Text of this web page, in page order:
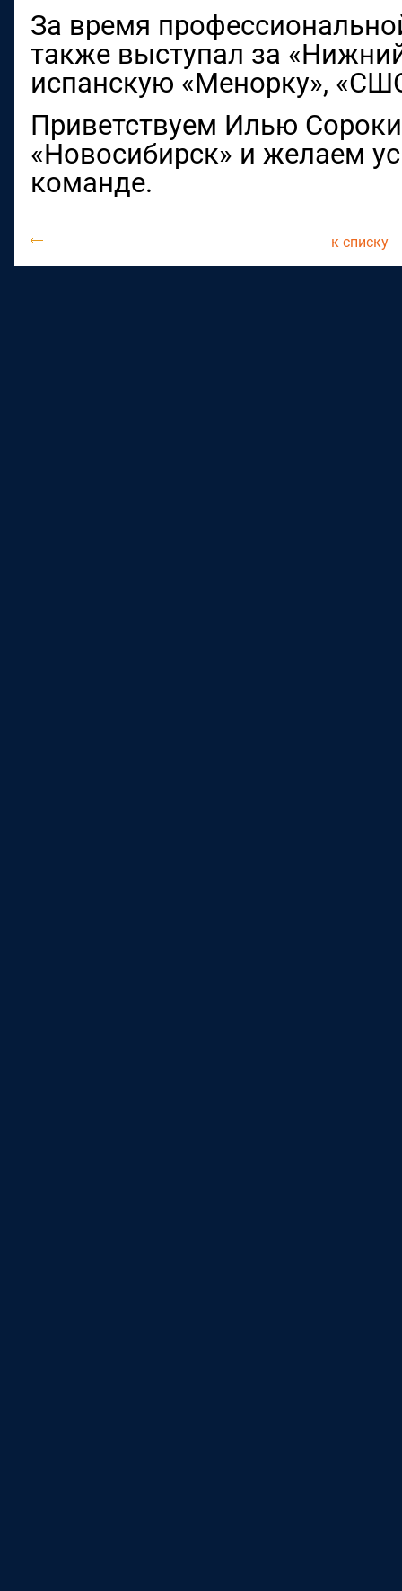
За время
также выступал за
испанскую «Менорку»,
Приветствуем Илью
«Новосибирск» и желаем
команде.
к списку